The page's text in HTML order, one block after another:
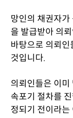
망인의 채권자
을 발급받아 의
바탕으로 의뢰
것입니다.
의뢰인들은 이
속포기 절차를
정되기 전이라는